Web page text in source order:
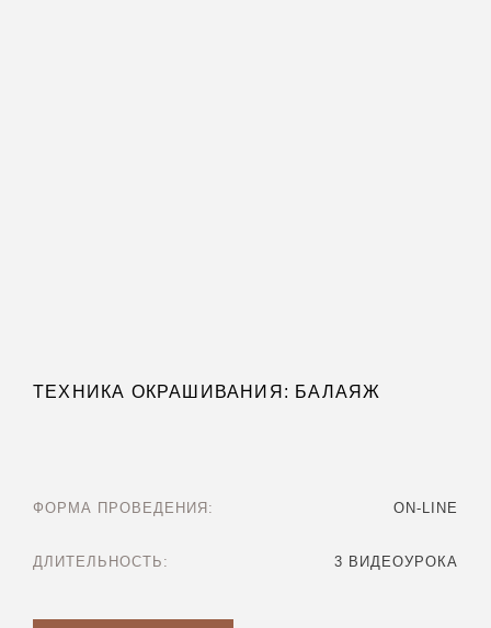
ТЕХНИКА ОКРАШИВАНИЯ: БАЛАЯЖ
ФОРМА ПРОВЕДЕНИЯ: ON-LINE
ДЛИТЕЛЬНОСТЬ: 3 ВИДЕОУРОКА